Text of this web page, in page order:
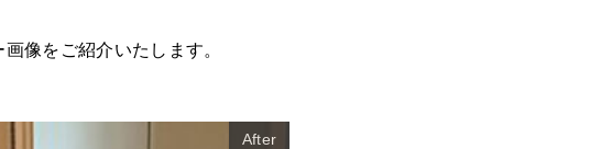
像をご紹介いたします。
After